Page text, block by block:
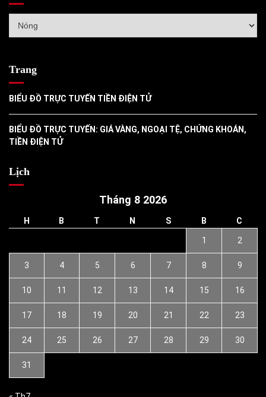
mục
Trang
BIỂU ĐỒ TRỰC TUYẾN TIỀN ĐIỆN TỬ
BIỂU ĐỒ TRỰC TUYẾN: GIÁ VÀNG, NGOẠI TỆ, CHỨNG KHOÁN,
TIỀN ĐIỆN TỬ
Lịch
Tháng 8 2026
H B T N S B C
1 2
3 4 5 6 7 8 9
10 11 12 13 14 15 16
17 18 19 20 21 22 23
24 25 26 27 28 29 30
31